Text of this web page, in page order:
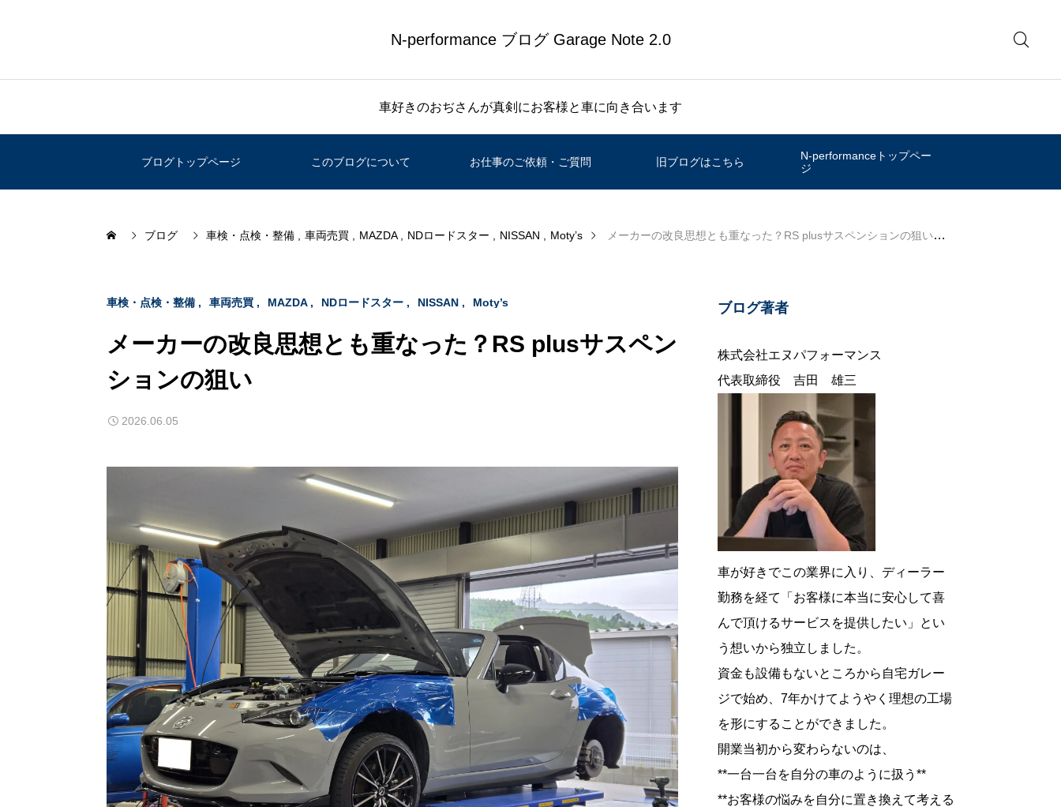
N-performance ブログ Garage Note 2.0
車好きのおぢさんが真剣にお客様と車に向き合います
ブログトップページ このブログについて お仕事のご依頼・ご質問 旧ブログはこちら
N-performanceトップペー
ジ
ブログ 車検・点検・整備 車両売買 MAZDA NDロードスター NISSAN Moty’s メーカーの改良思想とも重なった？RS plusサスペンションの狙い
車検・点検・整備 車両売買 MAZDA NDロードスター NISSAN Moty’s
メーカーの改良思想とも重なった？RS plusサスペン
ションの狙い
2026.06.05
ブログ著者
株式会社エヌパフォーマンス
代表取締役 吉田 雄三
車が好きでこの業界に入り、ディーラー
勤務を経て「お客様に本当に安心して喜
んで頂けるサービスを提供したい」とい
う想いから独立しました。
資金も設備もないところから自宅ガレー
ジで始め、7年かけてようやく理想の工場
を形にすることができました。
開業当初から変わらないのは、
**一台一台を自分の車のように扱う**
**お客様の悩みを自分に置き換えて考える